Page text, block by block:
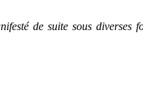
de suite sous diverses